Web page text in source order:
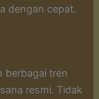
dengan cepat.
berbagai tren
resmi. Tidak